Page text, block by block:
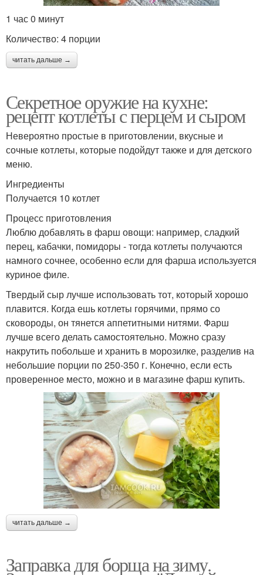
1 час 0 минут
Количество: 4 порции
читать дальше →
Секретное оружие на кухне:
рецепт котлеты с перцем и сыром
Невероятно простые в приготовлении, вкусные и
сочные котлеты, которые подойдут также и для детского
меню.
Ингредиенты
Получается 10 котлет
Процесс приготовления
Люблю добавлять в фарш овощи: например, сладкий
перец, кабачки, помидоры - тогда котлеты получаются
намного сочнее, особенно если для фарша используется
куриное филе.
Твердый сыр лучше использовать тот, который хорошо
плавится. Когда ешь котлеты горячими, прямо со
сковороды, он тянется аппетитными нитями. Фарш
лучше всего делать самостоятельно. Можно сразу
накрутить побольше и хранить в морозилке, разделив на
небольшие порции по 250-350 г. Конечно, если есть
проверенное место, можно и в магазине фарш купить.
читать дальше →
Заправка для борща на зиму.